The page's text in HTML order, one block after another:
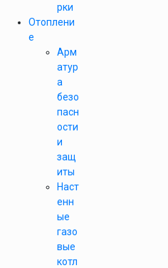
рки
Отоплени
е
Арм
атур
а
безо
пасн
ости
и
защ
иты
Наст
енн
ые
газо
вые
котл